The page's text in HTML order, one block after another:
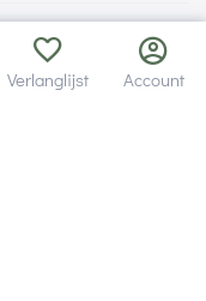
Verlanglijst Account